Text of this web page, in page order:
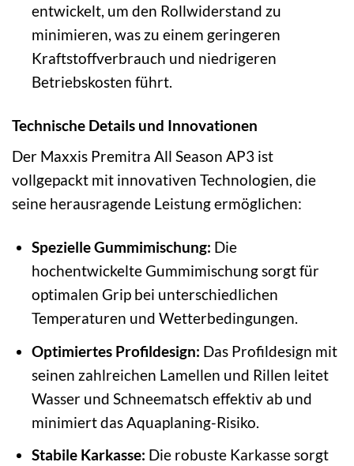
entwickelt, um den Rollwiderstand zu
minimieren, was zu einem geringeren
Kraftstoffverbrauch und niedrigeren
Betriebskosten führt.
Technische Details und Innovationen
Der Maxxis Premitra All Season AP3 ist
vollgepackt mit innovativen Technologien, die
seine herausragende Leistung ermöglichen:
Spezielle Gummimischung: Die
hochentwickelte Gummimischung sorgt für
optimalen Grip bei unterschiedlichen
Temperaturen und Wetterbedingungen.
Optimiertes Profildesign: Das Profildesign mit
seinen zahlreichen Lamellen und Rillen leitet
Wasser und Schneematsch effektiv ab und
minimiert das Aquaplaning-Risiko.
Stabile Karkasse: Die robuste Karkasse sorgt